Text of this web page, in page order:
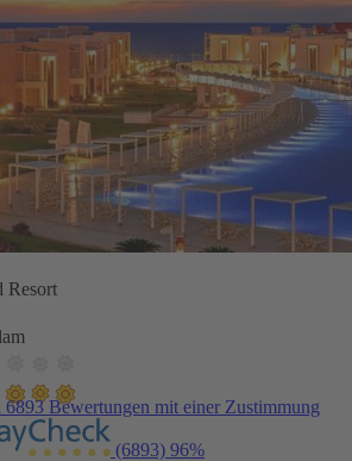
Resort
6893 Bewertungen mit einer Zustimmung
(6893) 96%